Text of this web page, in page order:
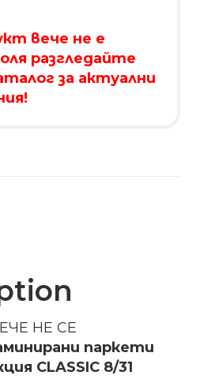
вече не е
разгледайте
за актуални
НЕ СЕ
паркети
CLASSIC 8/31